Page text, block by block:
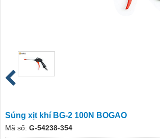
Súng xịt khí BG-2 100N BOGAO
Mã số: G-54238-354